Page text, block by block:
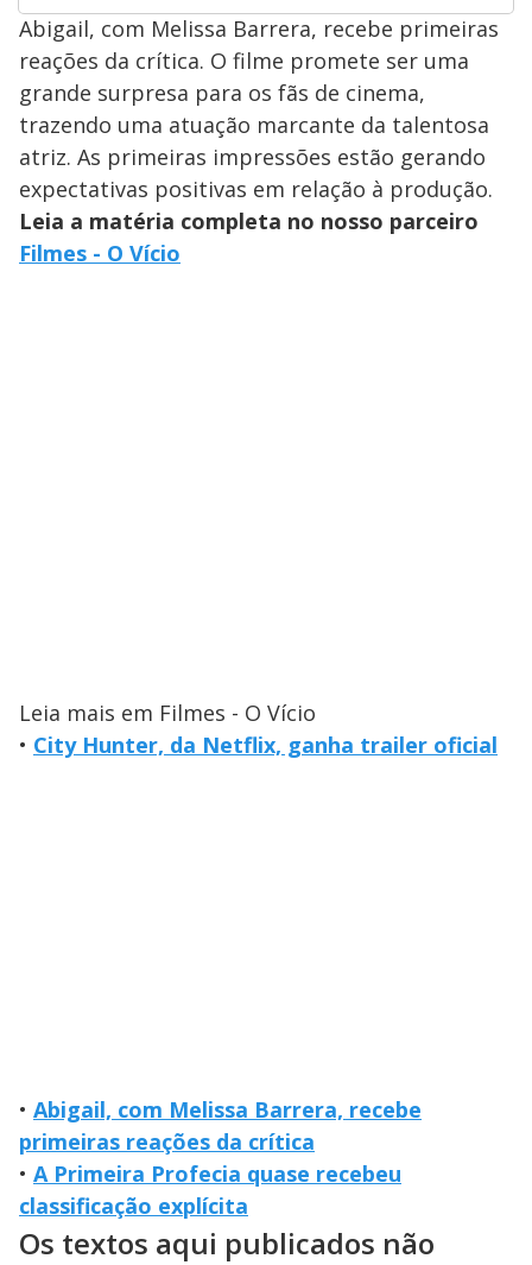
Abigail, com Melissa Barrera, recebe primeiras
reações da crítica. O filme promete ser uma
grande surpresa para os fãs de cinema,
trazendo uma atuação marcante da talentosa
atriz. As primeiras impressões estão gerando
expectativas positivas em relação à produção.
Leia a matéria completa no nosso parceiro
Filmes - O Vício
Leia mais em Filmes - O Vício
• City Hunter, da Netflix, ganha trailer oficial
• Abigail, com Melissa Barrera, recebe
primeiras reações da crítica
• A Primeira Profecia quase recebeu
classificação explícita
Os textos aqui publicados não